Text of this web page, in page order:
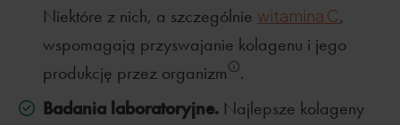
Niektóre z nich, a szczególnie witamina C,
wspomagają przyswajanie kolagenu i jego
produkcję przez organizm
.
Badania laboratoryjne. Najlepsze kolageny